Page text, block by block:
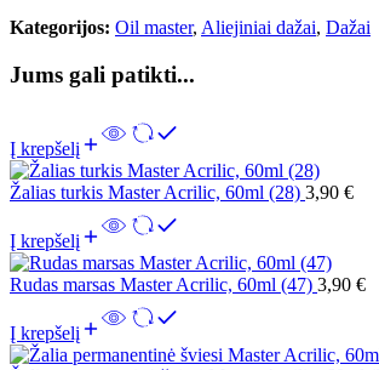
Kategorijos: Oil master, Aliejiniai dažai, Dažai
Jums gali patikti...
Į krepšelį
Žalias turkis Master Acrilic, 60ml (28) 3,90 €
Į krepšelį
Rudas marsas Master Acrilic, 60ml (47) 3,90 €
Į krepšelį